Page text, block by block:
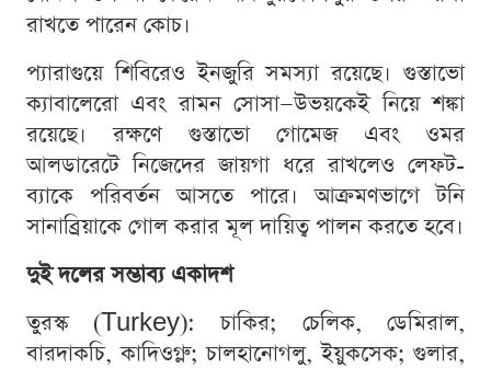
রাখতে পারেন কোচ।
প্যারাগুয়ে শিবিরেও ইনজুরি সমস্যা রয়েছে। গুস্তাভো
ক্যাবালেরো এবং রামন সোসা—উভয়কেই নিয়ে শঙ্কা
রয়েছে। রক্ষণে গুস্তাভো গোমেজ এবং ওমর
আলডারেটে নিজেদের জায়গা ধরে রাখলেও লেফট-
ব্যাকে পরিবর্তন আসতে পারে। আক্রমণভাগে টনি
সানাব্রিয়াকে গোল করার মূল দায়িত্ব পালন করতে হবে।
দুই দলের সম্ভাব্য একাদশ
তুরস্ক (Turkey): চাকির; চেলিক, ডেমিরাল,
বারদাকচি, কাদিওগ্লু; চালহানোগলু, ইয়ুকসেক; গুলার,